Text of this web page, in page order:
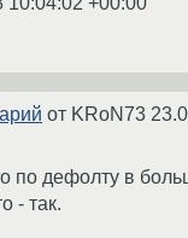
от KRoN73
по дефолту в
- так.